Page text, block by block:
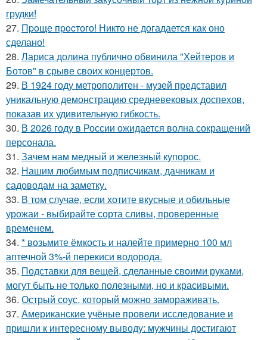
грудки!
27. Пpoще пpocтого! Никто не догадается как оно
сделано!
28. Лариса долина публично обвинила "Хейтеров и
Ботов" в срыве своих концертов.
29. В 1924 году метрополитен - музей представил
уникальную демонстрацию средневековых доспехов,
показав их удивительную гибкость.
30. В 2026 году в России ожидается волна сокращений
персонала.
31. Зачем нам медный и железный купорос.
32. Нашим любимым подписчикам, дачникам и
садоводам на заметку.
33. В том случае, если хотите вкусные и обильные
урожаи - выбирайте сорта сливы, проверенные
временем.
34. * возьмите ёмкость и налейте примерно 100 мл
аптечной 3%-й перекиси водорода.
35. Подставки для вещей, сделанные своими руками,
могут быть не только полезными, но и красивыми.
36. Острый соус, который можно замораживать.
37. Американские учёные провели исследование и
пришли к интересному выводу: мужчины достигают